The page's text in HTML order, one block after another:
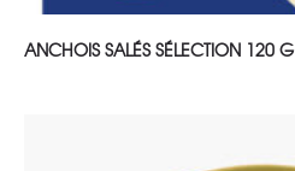
Lire la suite
ANCHOIS SALÉS SÉLECTION 120 G